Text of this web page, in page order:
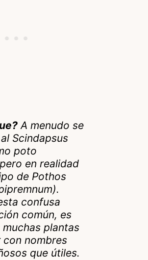
A menudo se
Scindapsus
poto
en realidad
de Pothos
confusa
común, es
muchas plantas
nombres
que útiles.